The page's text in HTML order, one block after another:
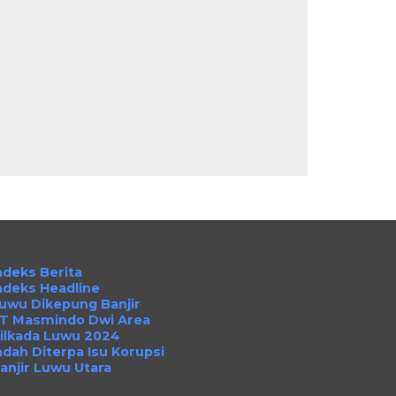
Berita
Headline
Dikepung Banjir
Masmindo Dwi Area
Luwu 2024
Diterpa Isu Korupsi
Luwu Utara